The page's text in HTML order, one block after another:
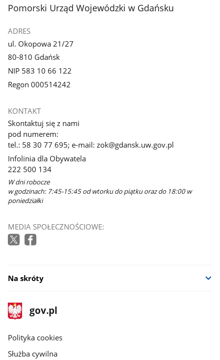
stopka
Pomorski Urząd Wojewódzki w Gdańsku
ADRES
ul. Okopowa 21/27
80-810 Gdańsk
NIP 583 10 66 122
Regon 000514242
KONTAKT
Skontaktuj się z nami
pod numerem:
tel.: 58 30 77 695; e-mail: zok@gdansk.uw.gov.pl
Infolinia dla Obywatela
222 500 134
W dni robocze
w godzinach: 7:45-15:45 od wtorku do piątku oraz do 18:00 w
poniedziałki
MEDIA SPOŁECZNOŚCIOWE:
Na skróty
stopka
gov.pl
Strona
gov.pl
gov.pl
Polityka cookies
Służba cywilna